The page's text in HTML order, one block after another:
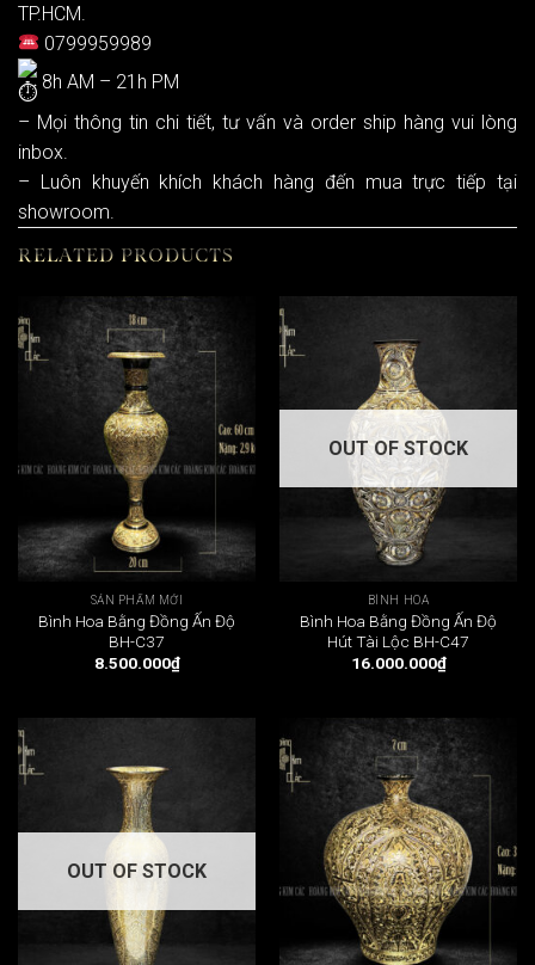
TP.HCM.
0799959989
8h AM – 21h PM
– Mọi thông tin chi tiết, tư vấn và order ship hàng vui lòng
inbox.
– Luôn khuyến khích khách hàng đến mua trực tiếp tại
showroom.
RELATED PRODUCTS
SẢN PHẨM MỚI
Bình Hoa Bằng Đồng Ấn Độ
BH-C37
8.500.000₫
OUT OF STOCK
BÌNH HOA
Bình Hoa Bằng Đồng Ấn Độ
Hút Tài Lộc BH-C47
16.000.000₫
OUT OF STOCK